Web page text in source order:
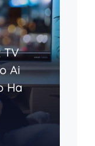
TV
Ai
Ha